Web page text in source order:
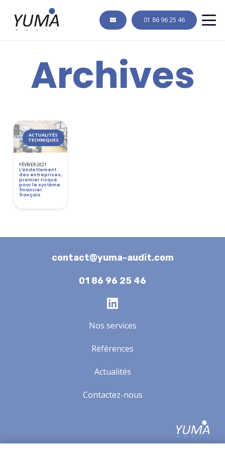
01 86 96 25 46
Archives
ACTUALITÉS
TECHNIQUES
FÉVRIER 2021
L’endettement
des entreprises,
premier risque
pour le système
financier
français
01 86 96 25 46
contact@yuma-audit.com
Nos services
Références
Actualités
Contactez-nous